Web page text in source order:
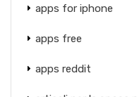
apps for iphone
apps free
apps reddit